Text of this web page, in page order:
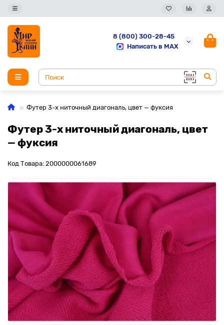
8 (800) 300-28-45
Написать в MAX
Футер 3-х ниточный диагональ, цвет — фуксия
Футер 3-х ниточный диагональ, цвет
— фуксия
Код Товара: 2000000061689